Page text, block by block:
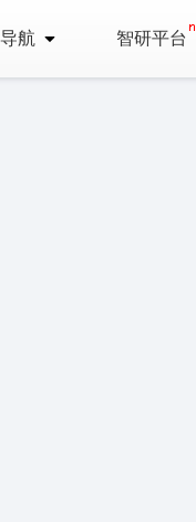
航 智研平台